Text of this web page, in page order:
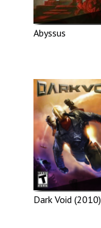
Abyssus
Dark Void (2010)